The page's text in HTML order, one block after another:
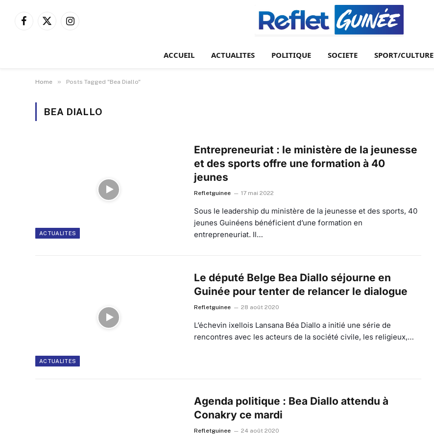
Facebook
X
Instagram
ACCUEIL ACTUALITES POLITIQUE SOCIETE SPORT/CULTURE
Home » Posts Tagged "Bea Diallo"
BEA DIALLO
ACTUALITES
Entrepreneuriat : le ministère de la jeunesse
et des sports offre une formation à 40
jeunes
Refletguinee 17 mai 2022
Sous le leadership du ministère de la jeunesse et des sports, 40
jeunes Guinéens bénéficient d’une formation en
entrepreneuriat. Il…
ACTUALITES
Le député Belge Bea Diallo séjourne en
Guinée pour tenter de relancer le dialogue
Refletguinee 28 août 2020
L’échevin ixellois Lansana Béa Diallo a initié une série de
rencontres avec les acteurs de la société civile, les religieux,…
Agenda politique : Bea Diallo attendu à
Conakry ce mardi
Refletguinee 24 août 2020